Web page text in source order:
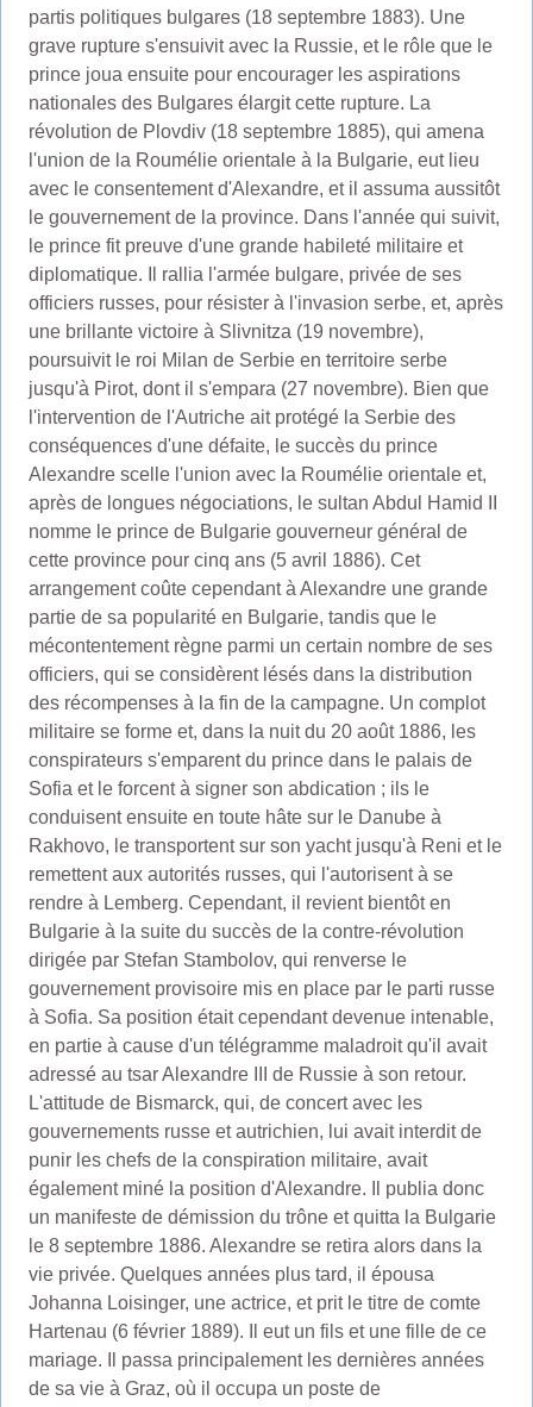
partis politiques bulgares (18 septembre 1883). Une
grave rupture s'ensuivit avec la Russie, et le rôle que le
prince joua ensuite pour encourager les aspirations
nationales des Bulgares élargit cette rupture. La
révolution de Plovdiv (18 septembre 1885), qui amena
l'union de la Roumélie orientale à la Bulgarie, eut lieu
avec le consentement d'Alexandre, et il assuma aussitôt
le gouvernement de la province. Dans l'année qui suivit,
le prince fit preuve d'une grande habileté militaire et
diplomatique. Il rallia l'armée bulgare, privée de ses
officiers russes, pour résister à l'invasion serbe, et, après
une brillante victoire à Slivnitza (19 novembre),
poursuivit le roi Milan de Serbie en territoire serbe
jusqu'à Pirot, dont il s'empara (27 novembre). Bien que
l'intervention de l'Autriche ait protégé la Serbie des
conséquences d'une défaite, le succès du prince
Alexandre scelle l'union avec la Roumélie orientale et,
après de longues négociations, le sultan Abdul Hamid II
nomme le prince de Bulgarie gouverneur général de
cette province pour cinq ans (5 avril 1886). Cet
arrangement coûte cependant à Alexandre une grande
partie de sa popularité en Bulgarie, tandis que le
mécontentement règne parmi un certain nombre de ses
officiers, qui se considèrent lésés dans la distribution
des récompenses à la fin de la campagne. Un complot
militaire se forme et, dans la nuit du 20 août 1886, les
conspirateurs s'emparent du prince dans le palais de
Sofia et le forcent à signer son abdication ; ils le
conduisent ensuite en toute hâte sur le Danube à
Rakhovo, le transportent sur son yacht jusqu'à Reni et le
remettent aux autorités russes, qui l'autorisent à se
rendre à Lemberg. Cependant, il revient bientôt en
Bulgarie à la suite du succès de la contre-révolution
dirigée par Stefan Stambolov, qui renverse le
gouvernement provisoire mis en place par le parti russe
à Sofia. Sa position était cependant devenue intenable,
en partie à cause d'un télégramme maladroit qu'il avait
adressé au tsar Alexandre III de Russie à son retour.
L'attitude de Bismarck, qui, de concert avec les
gouvernements russe et autrichien, lui avait interdit de
punir les chefs de la conspiration militaire, avait
également miné la position d'Alexandre. Il publia donc
un manifeste de démission du trône et quitta la Bulgarie
le 8 septembre 1886. Alexandre se retira alors dans la
vie privée. Quelques années plus tard, il épousa
Johanna Loisinger, une actrice, et prit le titre de comte
Hartenau (6 février 1889). Il eut un fils et une fille de ce
mariage. Il passa principalement les dernières années
de sa vie à Graz, où il occupa un poste de